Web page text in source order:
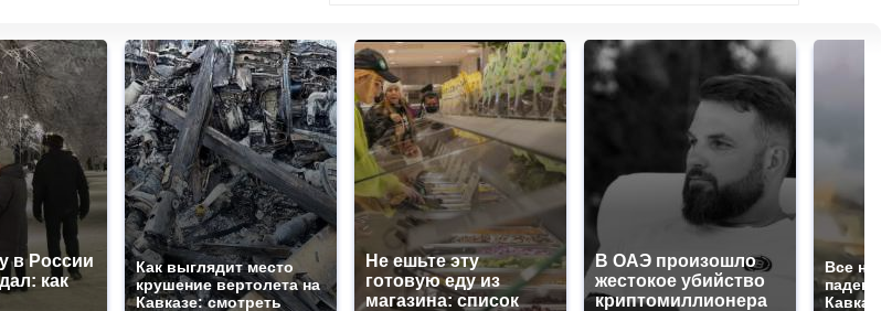
в России
как
Как выглядит место
крушение вертолета на
Кавказе: смотреть
Не ешьте эту
готовую еду из
магазина: список
В ОАЭ произошло
жестокое убийство
криптомиллионера
Все